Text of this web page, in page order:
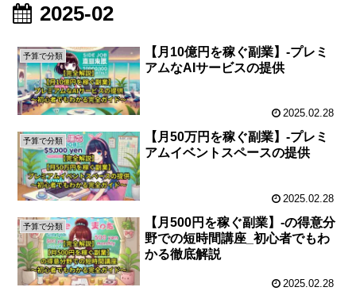
2025-02
予算で分類
【月10億円を稼ぐ副業】-プレミ
アムなAIサービスの提供
2025.02.28
予算で分類
【月50万円を稼ぐ副業】-プレミ
アムイベントスペースの提供
2025.02.28
予算で分類
【月500円を稼ぐ副業】-の得意分
野での短時間講座_初心者でもわ
かる徹底解説
2025.02.28